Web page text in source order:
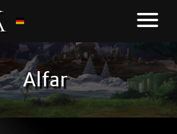
Alfar